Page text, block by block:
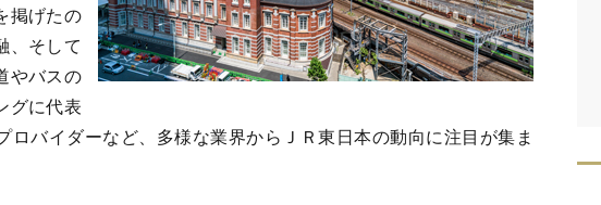
掲げたの
、そして
やバスの
グに代表
ロバイダーなど、多様な業界からＪＲ東日本の動向に注目が集ま